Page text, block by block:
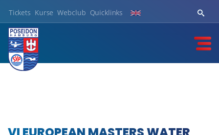
Tickets Kurse Webclub Quicklinks